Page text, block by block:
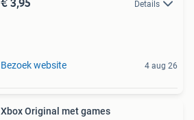
Details
Bezoek website 4 aug 26
Xbox Original met games